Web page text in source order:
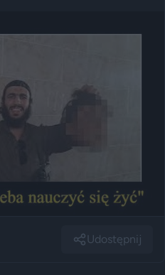
Udostępnij